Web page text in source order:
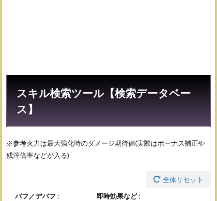
スキル検索ツール【検索データベー
ス】
※参考火力は最大強化時のダメージ期待値(実際はボーナス補正や
残滓倍率などが入る)
全体リセット
バフ／デバフ :
即時効果など :